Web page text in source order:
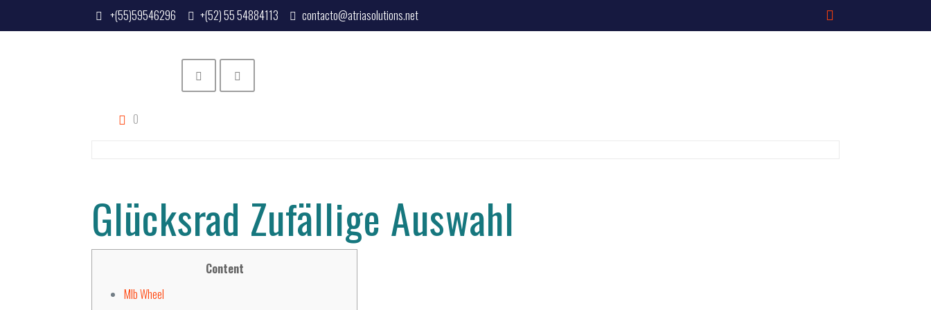
+(55)59546296 +(52) 55 54884113 contacto@atriasolutions.net
0
Glücksrad Zufällige Auswahl
Content
Mlb Wheel